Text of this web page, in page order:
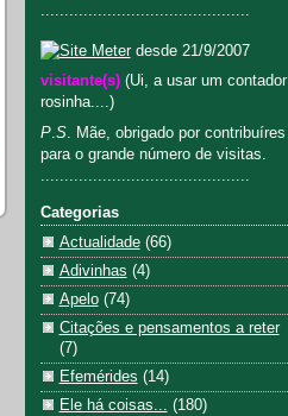
............................................
desde 21/9/2007
visitante(s) (Ui, a usar um contador
rosinha....)
P. S. Mãe, obrigado por contribuíres
para o grande número de visitas.
Categorias
Actualidade (66)
Adivinhas (4)
Apelo (74)
Citações e pensamentos a reter
(7)
Efemérides (14)
Ele há coisas... (180)